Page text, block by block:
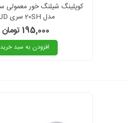
مدل 20SH سری SJD
195,000 تومان
افزودن به سبد خرید